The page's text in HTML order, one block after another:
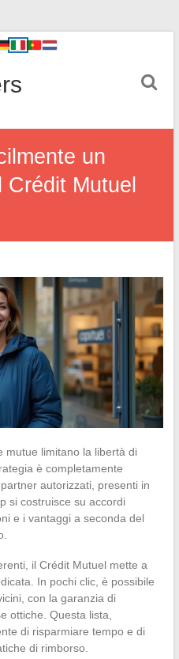
un
Mutuel
mutue limitano la libertà di
è completamente
autorizzati, presenti in
si costruisce su accordi
e i vantaggi a seconda del
il Crédit Mutuel mette a
In pochi clic, è possibile
con la garanzia di
ottiche. Questa lista,
di risparmiare tempo e di
di rimborso.